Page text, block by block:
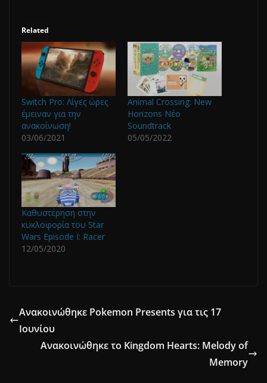
Related
Switch Pro: Λίγες ώρες
έμειναν για την
ανακοίνωση!
03/06/2021
Animal Crossing: New
Horizons Νέο
Soundtrack
05/05/2022
Καθυστέρηση στην
κυκλοφορία του Star
Wars Episode I: Racer
12/05/2020
Ανακοινώθηκε Pokemon Presents για τις 17
Ιουνίου
Ανακοινώθηκε το Kingdom Hearts: Melody of
Memory